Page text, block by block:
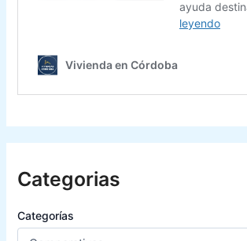
Categorias
Categorías